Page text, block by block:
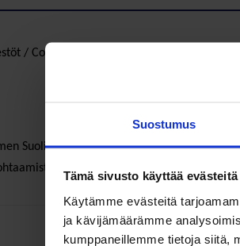
Suostumus
Tämä sivusto käyttää evästeitä
Käytämme evästeitä
ja kävijämäärämme
kumppaneillemme tietoja siitä,
/ Colores – Suomen suolistosyöpäyhdistys
Suolistosyöpäyhdistys ry on
mahdollistaminen ja neuvonta.